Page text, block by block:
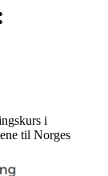
i
til Norges